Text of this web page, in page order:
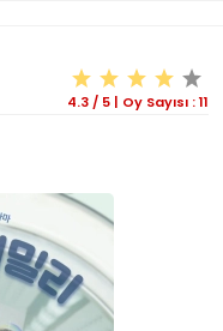
4.3 / 5 | Oy Sayısı :11